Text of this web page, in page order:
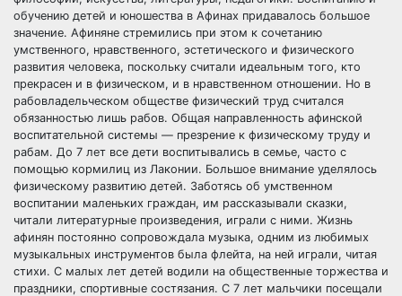
обучению детей и юношества в Афинах придавалось большое
значение. Афиняне стремились при этом к сочетанию
умственного, нравственного, эстетического и физического
развития человека, поскольку считали идеальным того, кто
прекрасен и в физическом, и в нравственном отношении. Но в
рабовладельческом обществе физический труд считался
обязанностью лишь рабов. Общая направленность афинской
воспитательной системы — презрение к физическому труду и
рабам. До 7 лет все дети воспитывались в семье, часто с
помощью кормилиц из Лаконии. Большое внимание уделялось
физическому развитию детей. Заботясь об умственном
воспитании маленьких граждан, им рассказывали сказки,
читали литературные произведения, играли с ними. Жизнь
афинян постоянно сопровождала музыка, одним из любимых
музыкальных инструментов была флейта, на ней играли, читая
стихи. С малых лет детей водили на общественные торжества и
праздники, спортивные состязания. С 7 лет мальчики посещали